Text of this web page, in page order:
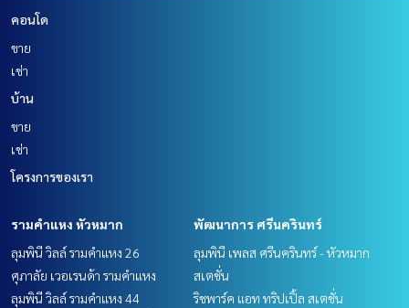
คอนโด
ขาย
เช่า
บ้าน
ขาย
เช่า
โครงการของเรา
รามคำแหง หัวหมาก
ลุมพินี วิลล์ รามคำแหง 26
ศุภาลัย เวอเรนด้า รามคำแหง
ลุมพินี วิลล์ รามคำแหง 44
พัฒนาการ ศรีนครินทร์
ลุมพินี เพลส ศรีนครินทร์ - หัวหมาก
สเตชั่น
ริชพาร์ค แอท ทริปเปิ้ล สเตชั่น